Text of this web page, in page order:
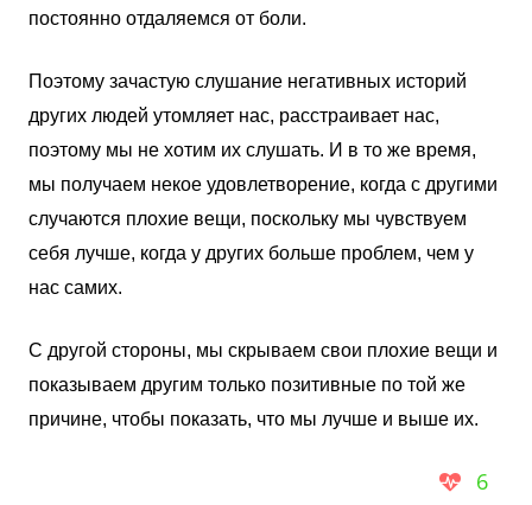
постоянно отдаляемся от боли.
Поэтому зачастую слушание негативных историй
других людей утомляет нас, расстраивает нас,
поэтому мы не хотим их слушать. И в то же время,
мы получаем некое удовлетворение, когда с другими
случаются плохие вещи, поскольку мы чувствуем
себя лучше, когда у других больше проблем, чем у
нас самих.
С другой стороны, мы скрываем свои плохие вещи и
показываем другим только позитивные по той же
причине, чтобы показать, что мы лучше и выше их.
6